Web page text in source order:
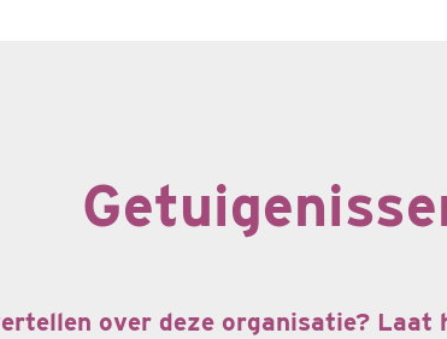
over deze organisatie? Laat